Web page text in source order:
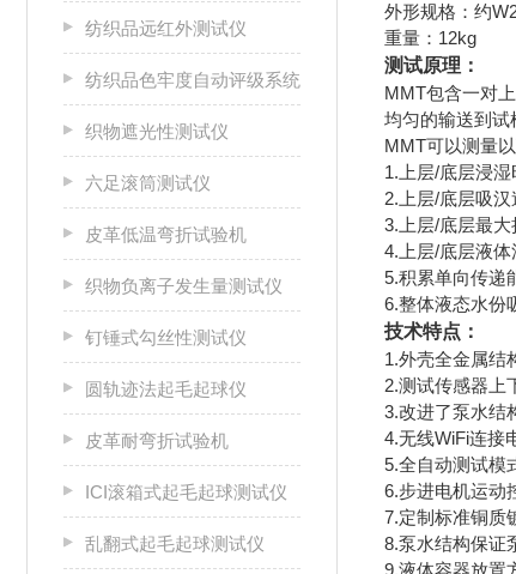
纺织品远红外测试仪
纺织品色牢度自动评级系统
织物遮光性测试仪
六足滚筒测试仪
皮革低温弯折试验机
织物负离子发生量测试仪
钉锤式勾丝性测试仪
圆轨迹法起毛起球仪
皮革耐弯折试验机
ICI滚箱式起毛起球测试仪
乱翻式起毛起球测试仪
外形规格：约
重量：12kg
测试原理：
MMT包含一对
均匀的输送到试
MMT可以测量
1.上层/底层浸
2.上层/底层吸
3.上层/底层最
4.上层/底层液
5.积累单向传递
6.整体液态水份
技术特点：
1.外壳全金属结
2.测试传感器上
3.改进了泵水结
4.无线WiFi连接
5.全自动测试模
6.步进电机运动
7.定制标准铜质
8.泵水结构保证
9.液体容器放置